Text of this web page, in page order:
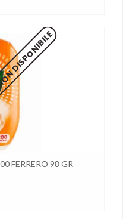
FERRERO 98 GR